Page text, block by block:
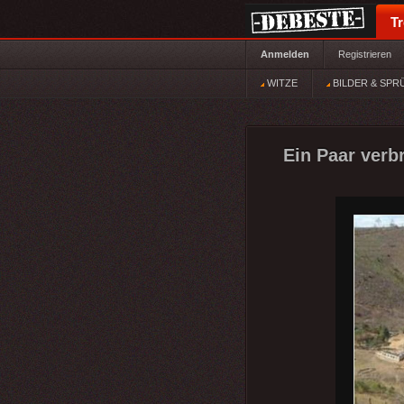
Anmelden Registrieren
WITZE BILDER &
Ein Paar